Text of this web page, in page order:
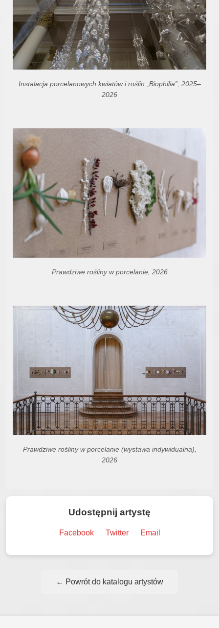
Instalacja porcelanowych kwiatów i roślin „Biophilia”, 2025–
2026
Prawdziwe rośliny w porcelanie, 2026
Prawdziwe rośliny w porcelanie (wystawa indywidualna),
2026
Udostępnij artystę
Facebook Twitter Email
← Powrót do katalogu artystów